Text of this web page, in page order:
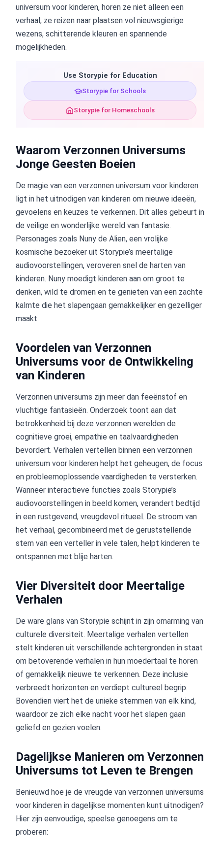
universum voor kinderen, horen ze niet alleen een
verhaal; ze reizen naar plaatsen vol nieuwsgierige
wezens, schitterende kleuren en spannende
mogelijkheden.
Use Storypie for Education
Storypie for Schools
Storypie for Homeschools
Waarom Verzonnen Universums
Jonge Geesten Boeien
De magie van een verzonnen universum voor kinderen
ligt in het uitnodigen van kinderen om nieuwe ideeën,
gevoelens en keuzes te verkennen. Dit alles gebeurt in
de veilige en wonderlijke wereld van fantasie.
Personages zoals Nuny de Alien, een vrolijke
kosmische bezoeker uit Storypie’s meertalige
audiovoorstellingen, veroveren snel de harten van
kinderen. Nuny moedigt kinderen aan om groot te
denken, wild te dromen en te genieten van een zachte
kalmte die het slapengaan gemakkelijker en gezelliger
maakt.
Voordelen van Verzonnen
Universums voor de Ontwikkeling
van Kinderen
Verzonnen universums zijn meer dan feeënstof en
vluchtige fantasieën. Onderzoek toont aan dat
betrokkenheid bij deze verzonnen werelden de
cognitieve groei, empathie en taalvaardigheden
bevordert. Verhalen vertellen binnen een verzonnen
universum voor kinderen helpt het geheugen, de focus
en probleemoplossende vaardigheden te versterken.
Wanneer interactieve functies zoals Storypie’s
audiovoorstellingen in beeld komen, verandert bedtijd
in een rustgevend, vreugdevol ritueel. De stroom van
het verhaal, gecombineerd met de geruststellende
stem van een verteller in vele talen, helpt kinderen te
ontspannen met blije harten.
Vier Diversiteit door Meertalige
Verhalen
De ware glans van Storypie schijnt in zijn omarming van
culturele diversiteit. Meertalige verhalen vertellen
stelt kinderen uit verschillende achtergronden in staat
om betoverende verhalen in hun moedertaal te horen
of gemakkelijk nieuwe te verkennen. Deze inclusie
verbreedt horizonten en verdiept cultureel begrip.
Bovendien viert het de unieke stemmen van elk kind,
waardoor ze zich elke nacht voor het slapen gaan
geliefd en gezien voelen.
Dagelijkse Manieren om Verzonnen
Universums tot Leven te Brengen
Benieuwd hoe je de vreugde van verzonnen universums
voor kinderen in dagelijkse momenten kunt uitnodigen?
Hier zijn eenvoudige, speelse genoegens om te
proberen: